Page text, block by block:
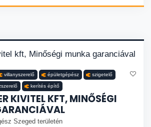
villanyszerelő épületgépész szigetelő
kerítés építő
KIVITEL KFT, MINŐSÉGI
Szeged területén